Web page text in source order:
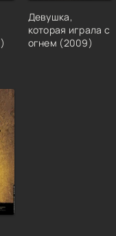
)
Девушка,
которая играла с
огнем (2009)